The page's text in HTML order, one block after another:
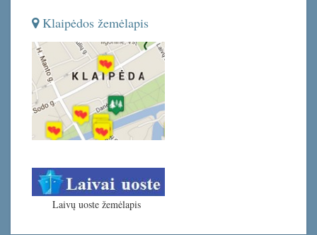
Klaipėdos žemėlapis
Laivų uoste žemėlapis